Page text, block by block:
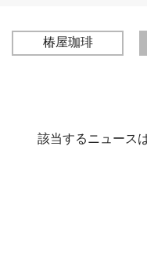
椿屋珈琲
該当するニュース